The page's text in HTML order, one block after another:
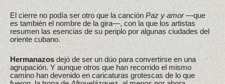
El cierre no podía ser otro que la canción Paz y amor—que
es también el nombre de la gira—, con la que los artistas
resumen las esencias de su periplo por algunas ciudades del
oriente cubano.
Hermanazosdejó de ser un dúo para convertirse en una
agrupación. Y aunque otros que han recorrido el mismo
camino han devenido en caricaturas grotescas de lo que